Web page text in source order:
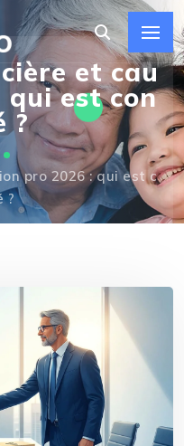
et cau
qui est con
?
pro 2026 : qui est c
?